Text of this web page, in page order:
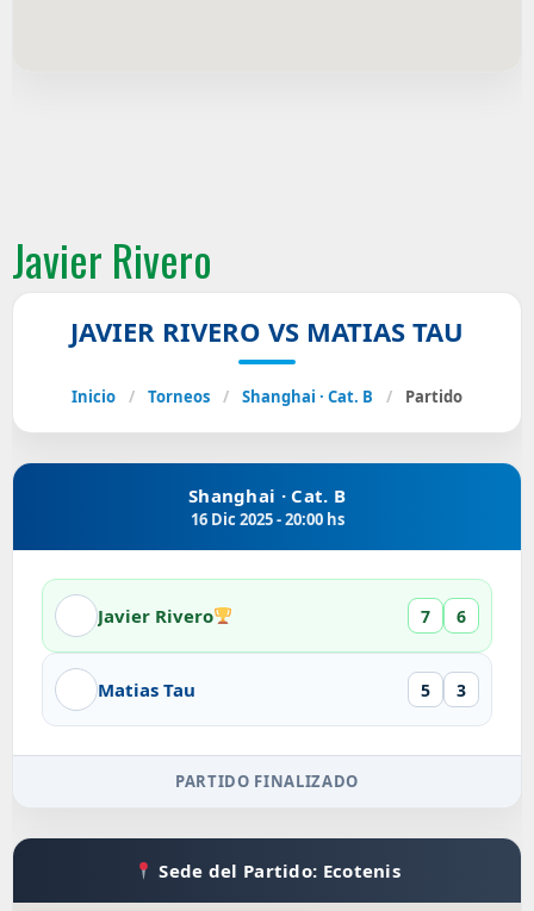
Javier Rivero
JAVIER RIVERO VS MATIAS TAU
Inicio / Torneos / Shanghai · Cat. B / Partido
Shanghai · Cat. B
16 Dic 2025 - 20:00 hs
Javier Rivero 7 6
Matias Tau 5 3
PARTIDO FINALIZADO
Sede del Partido: Ecotenis